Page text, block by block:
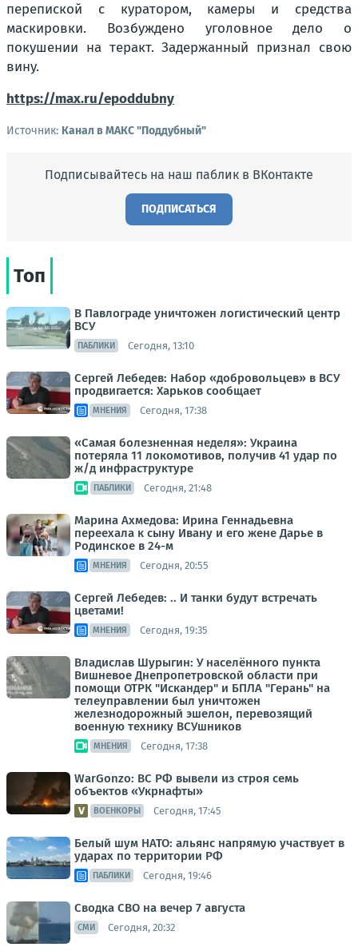
перепиской с куратором, камеры и средства
маскировки. Возбуждено уголовное дело о
покушении на теракт. Задержанный признал свою
вину.
https://max.ru/epoddubny
Источник: Канал в МАКС "Поддубный"
Подписывайтесь на наш паблик в ВКонтакте
ПОДПИСАТЬСЯ
Топ
В Павлограде уничтожен логистический центр
ВСУ
ПАБЛИКИ Сегодня, 13:10
Сергей Лебедев: Набор «добровольцев» в ВСУ
продвигается: Харьков сообщает
МНЕНИЯ Сегодня, 17:38
«Самая болезненная неделя»: Украина
потеряла 11 локомотивов, получив 41 удар по
ж/д инфраструктуре
ПАБЛИКИ Сегодня, 21:48
Марина Ахмедова: Ирина Геннадьевна
переехала к сыну Ивану и его жене Дарье в
Родинское в 24-м
МНЕНИЯ Сегодня, 20:55
Сергей Лебедев: .. И танки будут встречать
цветами!
МНЕНИЯ Сегодня, 19:35
Владислав Шурыгин: У населённого пункта
Вишневое Днепропетровской области при
помощи ОТРК "Искандер" и БПЛА "Герань" на
телеуправлении был уничтожен
железнодорожный эшелон, перевозящий
военную технику ВСУшников
МНЕНИЯ Сегодня, 17:38
WarGonzo: ВС РФ вывели из строя семь
объектов «Укрнафты»
ВОЕНКОРЫ Сегодня, 17:45
Белый шум НАТО: альянс напрямую участвует в
ударах по территории РФ
ПАБЛИКИ Сегодня, 19:46
Сводка СВО на вечер 7 августа
СМИ Сегодня, 20:32